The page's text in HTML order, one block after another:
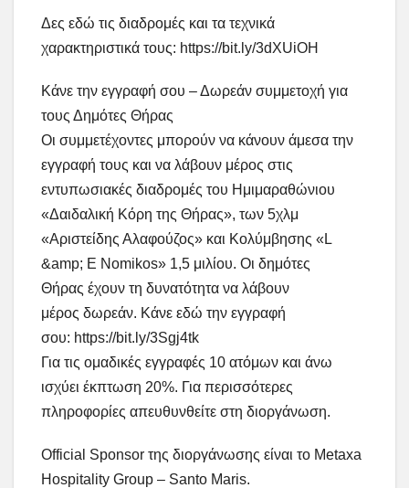
Δες εδώ τις διαδρομές και τα τεχνικά
χαρακτηριστικά τους: https://bit.ly/3dXUiOH
Κάνε την εγγραφή σου – Δωρεάν συμμετοχή για
τους Δημότες Θήρας
Οι συμμετέχοντες μπορούν να κάνουν άμεσα την
εγγραφή τους και να λάβουν μέρος στις
εντυπωσιακές διαδρομές του Ημιμαραθώνιου
«Δαιδαλική Κόρη της Θήρας», των 5χλμ
«Αριστείδης Αλαφούζος» και Κολύμβησης «L
&amp; E Nomikos» 1,5 μιλίου. Οι δημότες
Θήρας έχουν τη δυνατότητα να λάβουν
μέρος δωρεάν. Κάνε εδώ την εγγραφή
σου: https://bit.ly/3Sgj4tk
Για τις ομαδικές εγγραφές 10 ατόμων και άνω
ισχύει έκπτωση 20%. Για περισσότερες
πληροφορίες απευθυνθείτε στη διοργάνωση.
Official Sponsor της διοργάνωσης είναι το Metaxa
Hospitality Group – Santo Maris.